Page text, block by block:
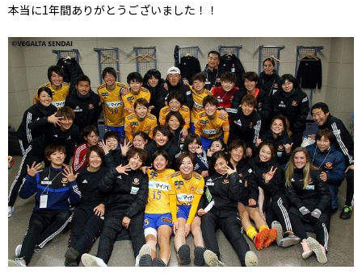
本当に1年間ありがとうございました！！